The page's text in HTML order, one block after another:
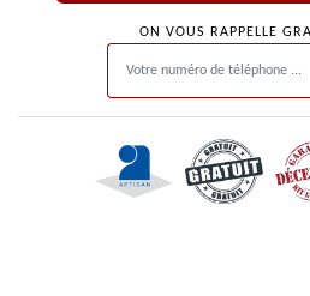
ON VOUS RAPPELLE